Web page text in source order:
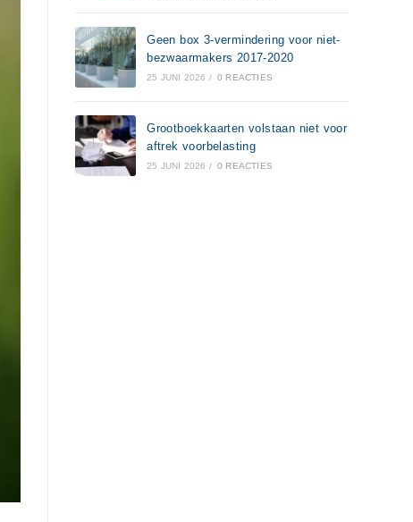
Geen box 3-vermindering voor niet-
bezwaarmakers 2017-2020
25 JUNI 2026 / 0 REACTIES
Grootboekkaarten volstaan niet voor
aftrek voorbelasting
25 JUNI 2026 / 0 REACTIES